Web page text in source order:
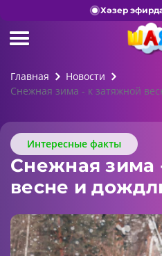
Хәзер
Главная
Новости
Снежная зима - к затяжной
Интересные факты
Снежная зима
весне и